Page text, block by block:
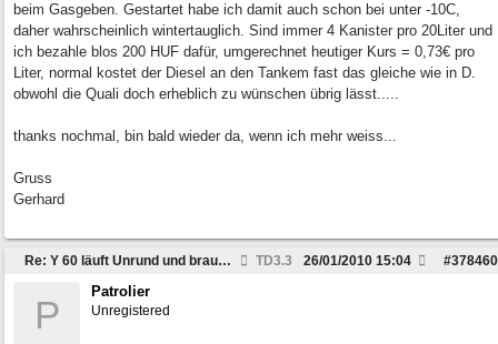
beim Gasgeben. Gestartet habe ich damit auch schon bei unter -10C,
daher wahrscheinlich wintertauglich. Sind immer 4 Kanister pro 20Liter und
ich bezahle blos 200 HUF dafür, umgerechnet heutiger Kurs = 0,73€ pro
Liter, normal kostet der Diesel an den Tankem fast das gleiche wie in D.
obwohl die Quali doch erheblich zu wünschen übrig lässt.....
thanks nochmal, bin bald wieder da, wenn ich mehr weiss...
Gruss
Gerhard
Re: Y 60 läuft Unrund und braucht viel Sprit TD3.3 #378460
26/01/2010 15:04
P
Patrolier
Unregistered